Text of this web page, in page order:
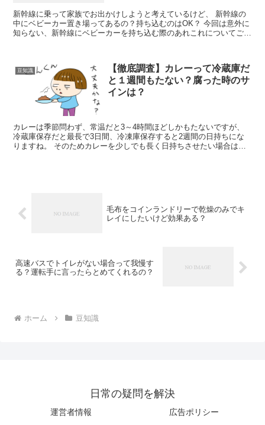
新幹線に乗って家族でお出かけしようと考えているけど、 新幹線の
中にベビーカー置き場ってあるの？持ち込むのはOK？ 今回は意外に
知らない、新幹線にベビーカーを持ち込む際のあれこれについてご紹
豆知識
【徹底調査】カレーって冷蔵庫だ
と１週間もたない？腐った時のサ
インは？
カレーは季節問わず、常温だと3～4時間ほどしかもたないですが、
冷蔵庫保存だと最長で3日間、冷凍庫保存すると2週間の日持ちにな
りますね。 そのためカレーを少しでも長く日持ちさせたい場合は、
毛布をコインランドリーで乾燥のみでキ
レイにしたいけど効果ある？
高速バスでトイレがない場合って我慢す
る？運転手に言ったらとめてくれるの？
ホーム 豆知識
日常の疑問を解決
運営者情報
広告ポリシー